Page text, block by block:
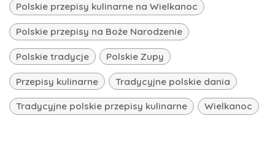
Polskie przepisy kulinarne na Wielkanoc
Polskie przepisy na Boże Narodzenie
Polskie tradycje Polskie Zupy
Przepisy kulinarne Tradycyjne polskie dania
Tradycyjne polskie przepisy kulinarne Wielkanoc